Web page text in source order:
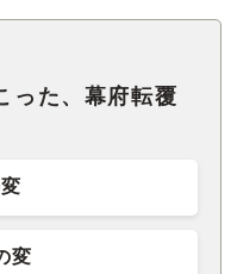
った、幕府転覆
変